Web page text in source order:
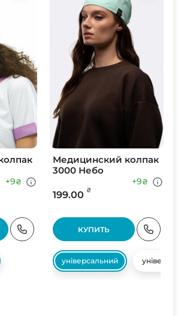
+9₴
Медицинский колпак
3000 Небо
199.00 ₴
+9₴
КУПИТЬ
універсальний